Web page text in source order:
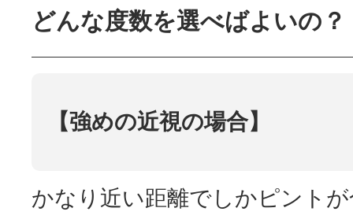
どんな度数を選べばよいの？
【強めの近視の場合】
かなり近い距離でしかピント